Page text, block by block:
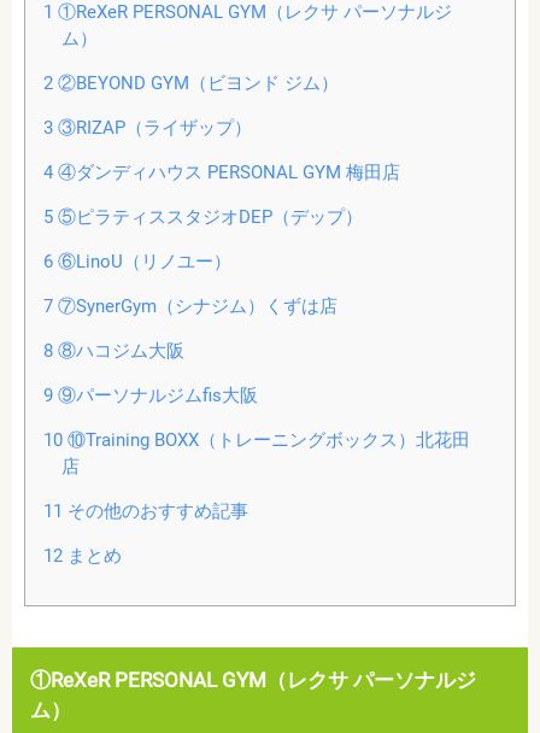
1 ①ReXeR PERSONAL GYM（レクサ パーソナルジ
ム）
2②BEYOND GYM（ビヨンド ジム）
3③RIZAP（ライザップ）
4④ダンディハウス PERSONAL GYM 梅田店
5⑤ピラティススタジオDEP（デップ）
6⑥LinoU（リノユー）
7⑦SynerGym（シナジム）くずは店
8⑧ハコジム大阪
9⑨パーソナルジムfis大阪
10⑩Training BOXX（トレーニングボックス）北花田
店
11 その他のおすすめ記事
12まとめ
①ReXeR PERSONAL GYM（レクサ パーソナルジ
ム）